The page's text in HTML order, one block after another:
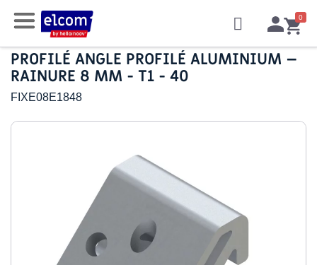
PROFILÉ ANGLE PROFILÉ ALUMINIUM –
RAINURE 8 MM - T1 - 40
FIXE08E1848